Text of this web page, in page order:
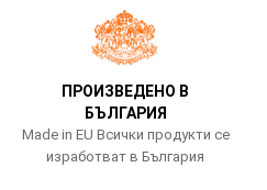
ПРОИЗВЕДЕНО В
БЪЛГАРИЯ
Made in EU Всички продукти се
изработват в България